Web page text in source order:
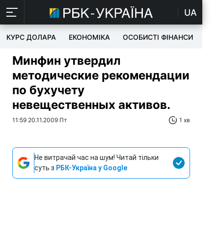
UA
КУРС ДОЛАРА ЕКОНОМІКА ОСОБИСТІ ФІНАНСИ
Минфин утвердил
методические рекомендации
по бухучету
невещественных активов.
11:59 20.11.2009 Пт 1 хв
Не витрачай час на шум! Читай тільки
суть з РБК-Україна у Google